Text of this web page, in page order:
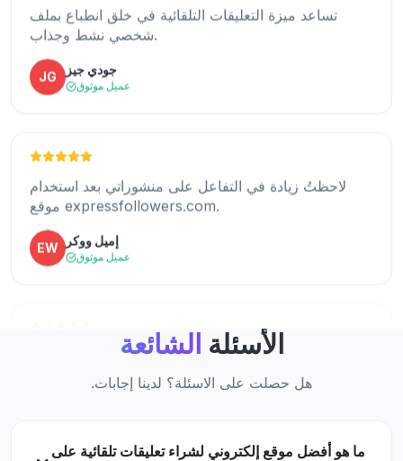
KL كاثلين لام
منذ أن بدأت استخدام هذه الخدمة، لم تعد منشوراتي تبدو
NL نويل لوفليس
جودي جيز
لاحظتُ زيادة في التفاعل على منشوراتي بعد استخدام
موقع expressfollowers.com.
إميل ووكر
هذا مفيد لأي شخص يحاول تنمية حسابه على انستقرام
أندريه بورك
الأسئلة الشائعة
هل حصلت على الاسئلة؟ لدينا إجابات.
ما هو أفضل موقع إلكتروني لشراء تعليقات تلقائية على